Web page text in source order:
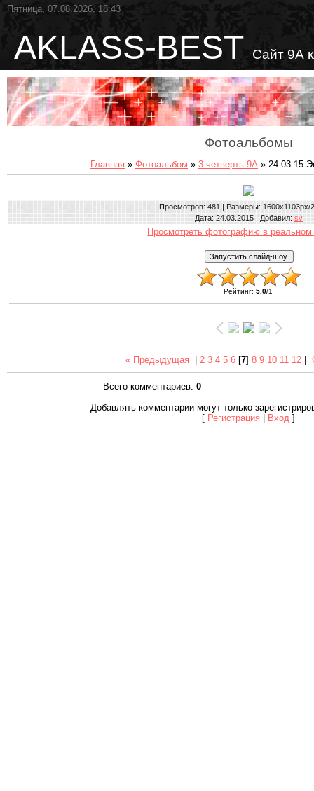
Пятница, 07.08.2026, 18:43
AKLASS-BEST Сайт 9А
Фотоальбомы
Главная » Фотоальбом » 3 четверть 9А »
Просмотров: 481 | Размеры: 1600x1103px/
Дата: 24.03.2015 | Добавил: sv
Просмотреть фотографию в реальном
Рейтинг:5.0/1
« Предыдущая |2 3 4 5 6 [7]8 9 10 11 12 |
Всего комментариев: 0
Добавлять комментарии могут только
[ Регистрация | Вход ]